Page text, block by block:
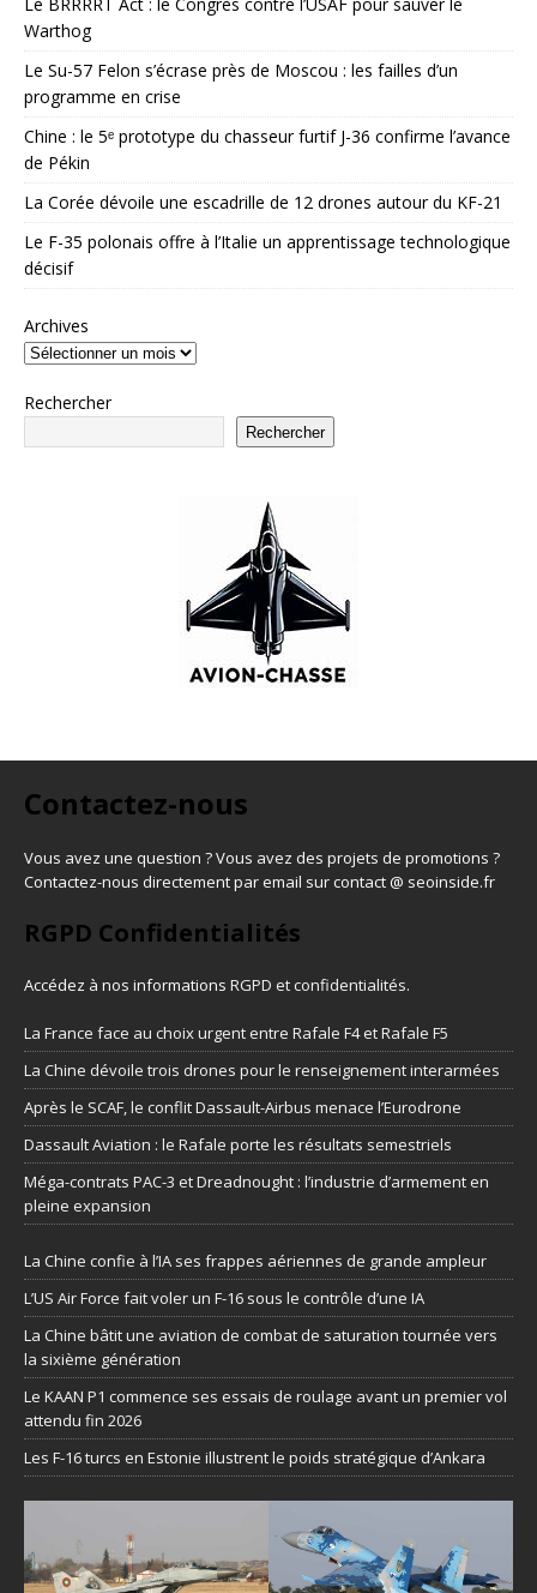
Warthog
Le Su-57 Felon s’écrase près de Moscou : les failles d’un
programme en crise
Chine : le 5ᵉ prototype du chasseur furtif J-36 confirme l’avance
de Pékin
La Corée dévoile une escadrille de 12 drones autour du KF-21
Le F-35 polonais offre à l’Italie un apprentissage technologique
décisif
Archives
Rechercher
Rechercher
Contactez-nous
Vous avez une question ? Vous avez des projets de promotions ?
Contactez-nous directement par email sur contact @ seoinside.fr
RGPD Confidentialités
Accédez à nos informations RGPD et confidentialités.
La France face au choix urgent entre Rafale F4 et Rafale F5
La Chine dévoile trois drones pour le renseignement interarmées
Après le SCAF, le conflit Dassault-Airbus menace l’Eurodrone
Dassault Aviation : le Rafale porte les résultats semestriels
Méga-contrats PAC-3 et Dreadnought : l’industrie d’armement en
pleine expansion
La Chine confie à l’IA ses frappes aériennes de grande ampleur
L’US Air Force fait voler un F-16 sous le contrôle d’une IA
La Chine bâtit une aviation de combat de saturation tournée vers
la sixième génération
Le KAAN P1 commence ses essais de roulage avant un premier vol
attendu fin 2026
Les F-16 turcs en Estonie illustrent le poids stratégique d’Ankara